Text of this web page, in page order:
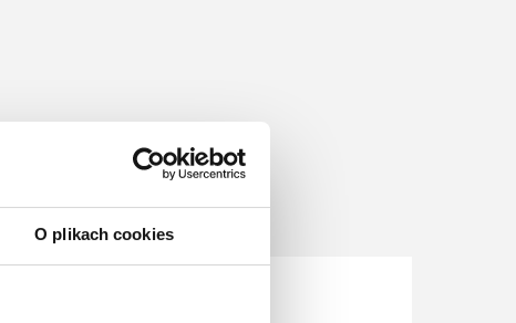
O plikach cookies
S.A.